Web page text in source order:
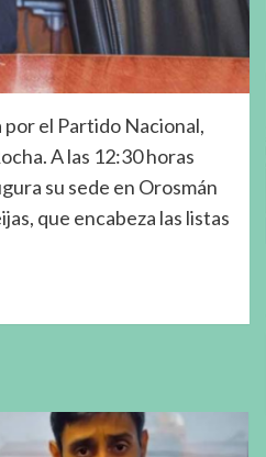
por el Partido Nacional,
A las 12:30 horas
su sede en Orosmán
que encabeza las listas